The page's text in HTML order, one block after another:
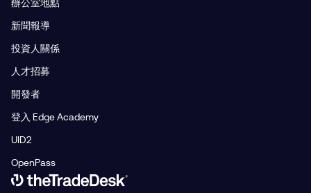
辦公室地點
新聞報導
投資人關係
人才招募
開發者
登入 Edge Academy
UID2
OpenPass
Link to The Trade Desk Home Page